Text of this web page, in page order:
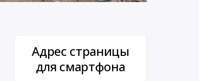
Адрес страницы
для смартфона